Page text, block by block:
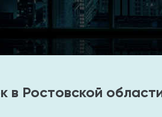
в Ростовской